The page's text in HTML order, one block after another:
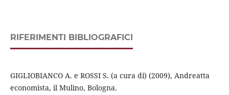
RIFERIMENTI BIBLIOGRAFICI
GIGLIOBIANCO A. e ROSSI S. (a cura di) (2009), Andreatta
economista, il Mulino, Bologna.